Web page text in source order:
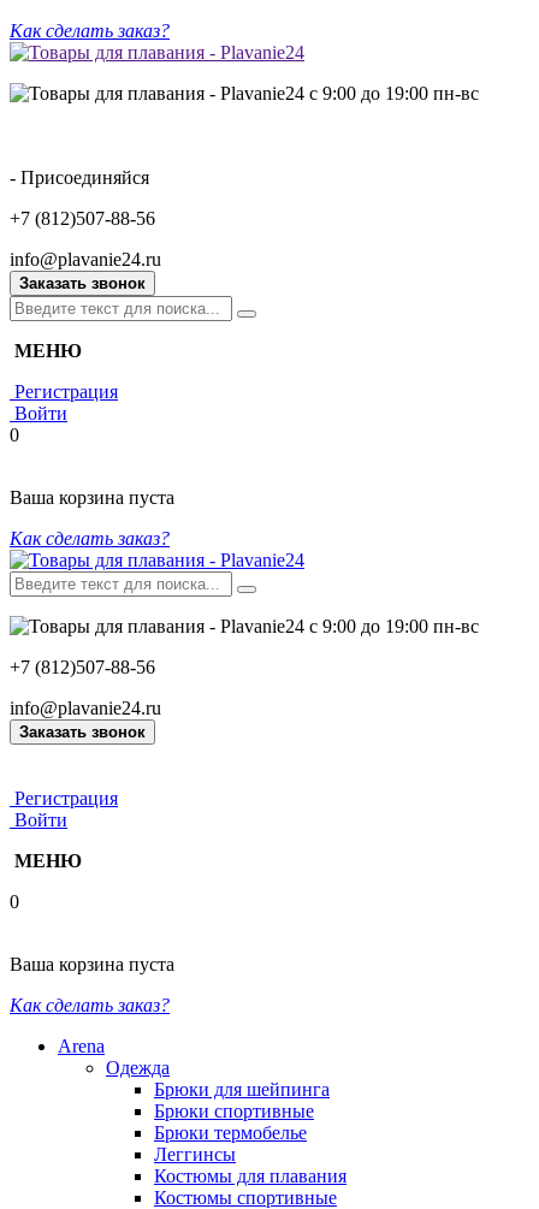
Как сделать заказ?
с 9:00 до 19:00 пн-вс
- Присоединяйся
+7 (812)507-88-56
info@plavanie24.ru
Заказать звонок
МЕНЮ
Регистрация
Войти
0
Ваша корзина пуста
Как сделать заказ?
с 9:00 до 19:00 пн-вс
+7 (812)507-88-56
info@plavanie24.ru
Заказать звонок
Регистрация
Войти
МЕНЮ
0
Ваша корзина пуста
Как сделать заказ?
Arena
Одежда
Брюки для шейпинга
Брюки спортивные
Брюки термобелье
Леггинсы
Костюмы для плавания
Костюмы спортивные